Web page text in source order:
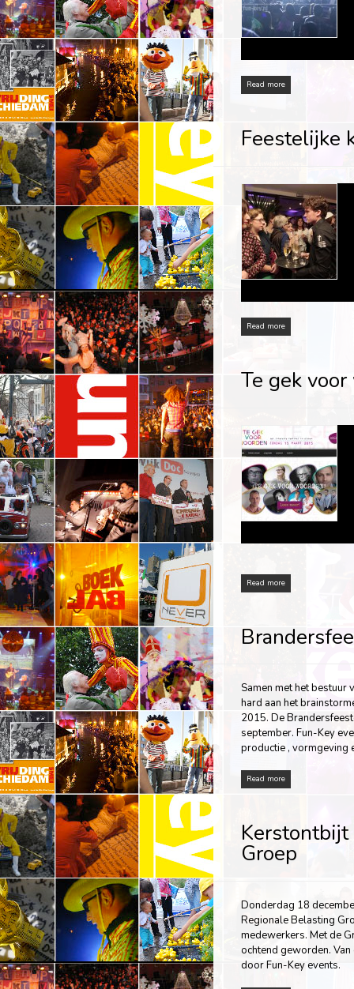
Read more
Feestelijke
Read more
Te gek
Read more
Samen met het bestuur
hard aan het
2015. De
september. Fun-Key
productie , vormgeving
Read more
Groep
Donderdag 18
Regionale Belasting
medewerkers. Met de
ochtend geworden.
door Fun-Key events.